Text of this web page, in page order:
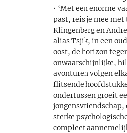
• ‘Met een enorme
past, reis je mee
Klingenberg en
alias Tsjik, in een
oost, de horizon
onwaarschijnlijke,
avonturen volgen
flitsende
ondertussen groeit
jongensvriendschap,
sterke
compleet